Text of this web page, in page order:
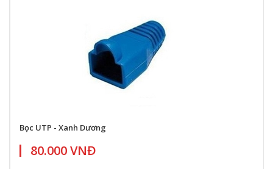
Bọc UTP - Xanh Dương
80.000 VNĐ